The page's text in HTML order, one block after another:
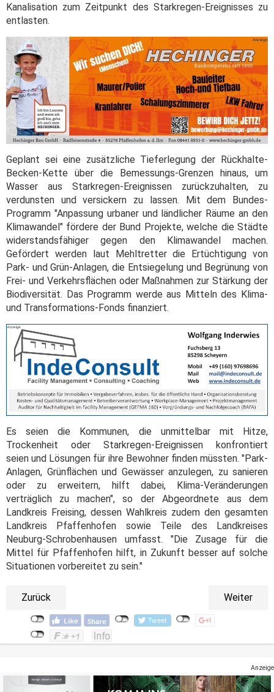
Kanalisation zum Zeitpunkt des Starkregen-Ereignisses zu
entlasten.
Geplant sei eine zusätzliche Tieferlegung der Rückhalte-
Becken-Kette über die Bemessungs-Grenzen hinaus, um
Wasser aus Starkregen-Ereignissen zurückzuhalten, zu
verdunsten und versickern zu lassen. Mit dem Bundes-
Programm "Anpassung urbaner und ländlicher Räume an den
Klimawandel" fördere der Bund Projekte, welche die Städte
widerstandsfähiger gegen den Klimawandel machen.
Gefördert werden laut Mehltretter die Ertüchtigung von
Park- und Grün-Anlagen, die Entsiegelung und Begrünung von
Frei- und Verkehrsflächen oder Maßnahmen zur Stärkung der
Biodiversität. Das Programm werde aus Mitteln des Klima-
und Transformations-Fonds finanziert.
Es seien die Kommunen, die unmittelbar mit Hitze,
Trockenheit oder Starkregen-Ereignissen konfrontiert
seien und Lösungen für ihre Bewohner finden müssten. "Park-
Anlagen, Grünflächen und Gewässer anzulegen, zu sanieren
oder zu erweitern, hilft dabei, Klima-Veränderungen
verträglich zu machen", so der Abgeordnete aus dem
Landkreis Freising, dessen Wahlkreis zudem den gesamten
Landkreis Pfaffenhofen sowie Teile des Landkreises
Neuburg-Schrobenhausen umfasst. "Die Zusage für die
Mittel für Pfaffenhofen hilft, in Zukunft besser auf solche
Situationen vorbereitet zu sein."
Zurück Weiter
Anzeige